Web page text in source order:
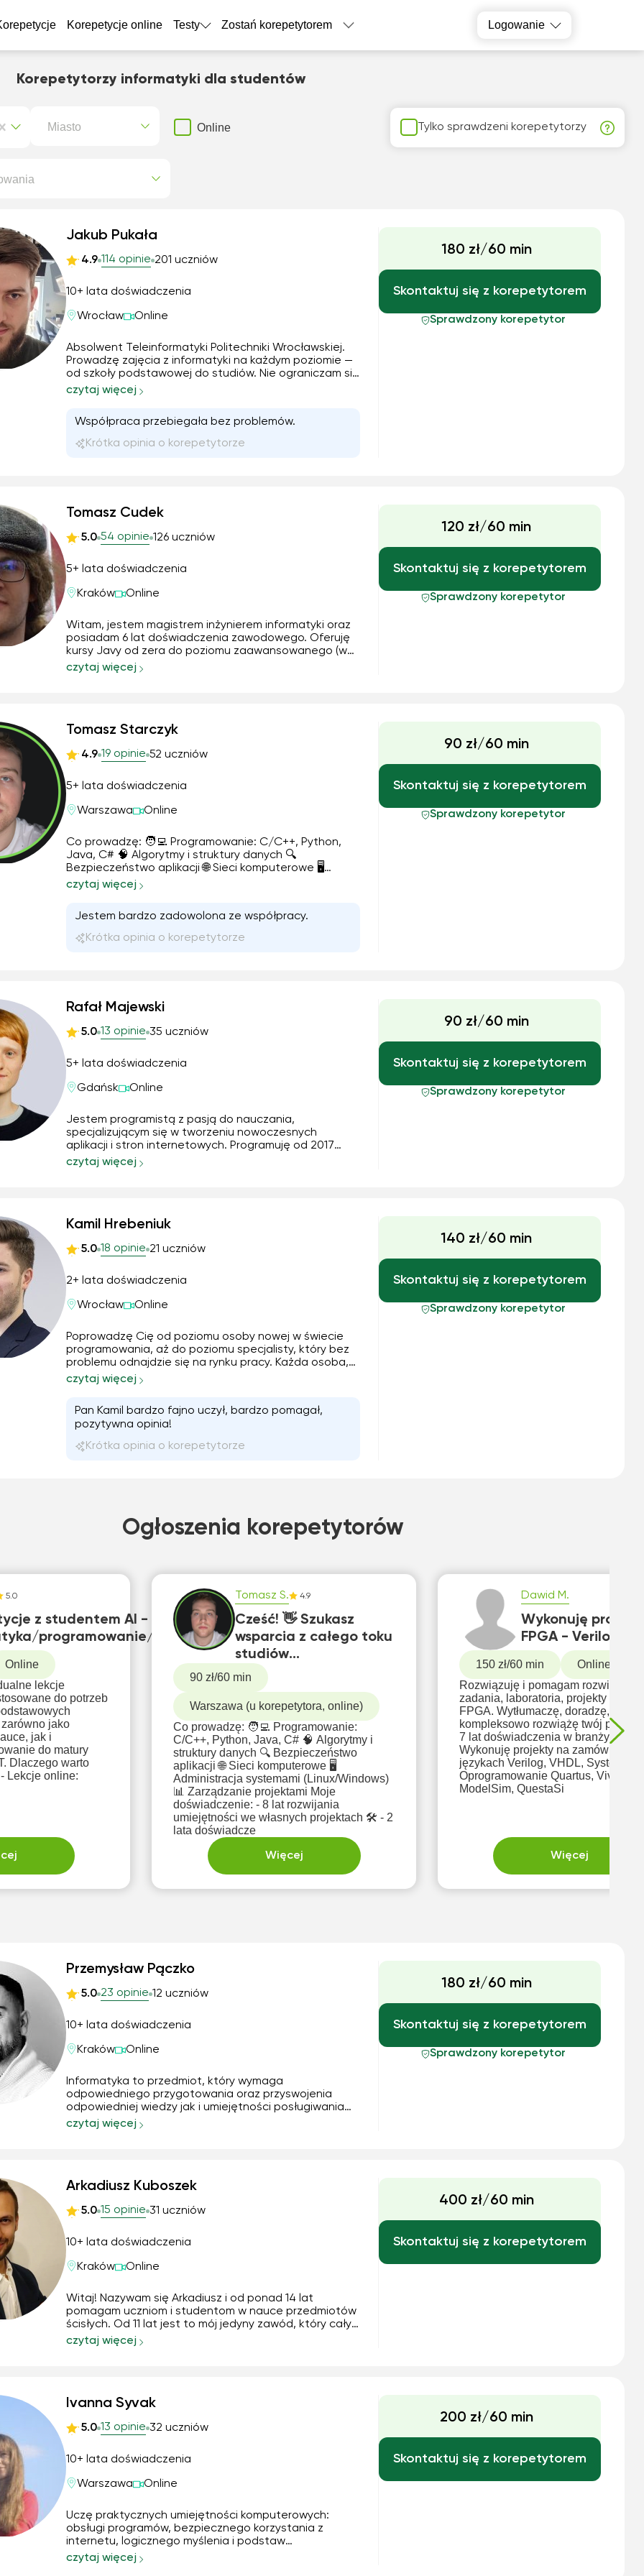
Korepetycje online Testy Zostań korepetytorem Logowanie
Korepetytorzy informatyki dla studentów
Miasto Online Tylko sprawdzeni korepetytorzy
Jakub Pukała
4.9 114 opinie 201 uczniów
10+ lata doświadczenia
Wrocław Online
Absolwent Teleinformatyki Politechniki Wrocławskiej.
Prowadzę zajęcia z informatyki na każdym poziomie —
od szkoły podstawowej do studiów. Nie ograniczam się
tylko do rozwiązywania bieżących problemów —
nadrabianiu zaległości, przygotowaniu do egzaminów i
matury rozszerzonej z informatyki, a także rozbudzam
ciekawość u tych, którzy chcą wiedzieć więcej.
czytaj więcej
Współpraca przebiegała bez problemów.
Krótka opinia o korepetytorze
180 zł/60 min
Skontaktuj się z korepetytorem
Sprawdzony korepetytor
Tomasz Cudek
5.0 54 opinie 126 uczniów
5+ lata doświadczenia
Kraków Online
Witam, jestem magistrem inżynierem informatyki oraz
posiadam 6 lat doświadczenia zawodowego. Oferuję
kursy Javy od zera do poziomu zaawansowanego (w
tym przygotowanie do pracy zawodowej w tym języku),
czytaj więcej
120 zł/60 min
Skontaktuj się z korepetytorem
Sprawdzony korepetytor
Tomasz Starczyk
4.9 19 opinie 52 uczniów
5+ lata doświadczenia
Warszawa Online
Co prowadzę: 🧑‍💻 Programowanie: C/C++, Python,
Java, C# 🧠 Algorytmy i struktury danych 🔍
Bezpieczeństwo aplikacji 🌐 Sieci komputerowe 🖥️
Administracja systemami (Linux/Windows) 📊
l...
czytaj więcej
Jestem bardzo zadowolоnа ze współpracy.
Krótka opinia o korepetytorze
90 zł/60 min
Skontaktuj się z korepetytorem
Sprawdzony korepetytor
Rafał Majewski
5.0 13 opinie 35 uczniów
5+ lata doświadczenia
Gdańsk Online
Jestem programistą z pasją do nauczania,
specjalizującym się w tworzeniu nowoczesnych
aplikacji i stron internetowych. Programuję od 2017
roku, a od 2021 roku prowadzę korepetycje,
czytaj więcej
90 zł/60 min
Skontaktuj się z korepetytorem
Sprawdzony korepetytor
Kamil Hrebeniuk
5.0 18 opinie 21 uczniów
2+ lata doświadczenia
Wrocław Online
Poprowadzę Cię od poziomu osoby nowej w świecie
programowania, aż do poziomu specjalisty, który bez
problemu odnajdzie się na rynku pracy. Każda osoba,
którą prowadzę, otrzymuje indywidualnie zaplanowaną
czytaj więcej
Pan Kamil bardzo fajno uczył, bardzo pomagał,
pozytywna opinia!
Krótka opinia o korepetytorze
140 zł/60 min
Skontaktuj się z korepetytorem
Sprawdzony korepetytor
Ogłoszenia korepetytorów
5.0
z studentem AI -
programowanie/Python/C++/Java
Online
lekcje
do potrzeb
zarówno jako
jak i
do matury
Lekcje online:
Tomasz S. 4.9
Cześć! 👋 Szukasz
wsparcia z całego toku
studiów
informatycznych lub
praktycznych
umiejętności IT?
90 zł/60 min
Warszawa (u korepetytora, online)
Co prowadzę: 🧑‍💻 Programowanie:
C/C++, Python, Java, C# 🧠 Algorytmy i
struktury danych 🔍 Bezpieczeństwo
aplikacji 🌐 Sieci komputerowe 🖥️
Administracja systemami (Linux/Windows)
📊 Zarządzanie projektami Moje
doświadczenie: - 8 lat rozwijania
umiejętności we własnych projektach 🛠️ - 2
lata doświadcze
Więcej
Dawid M.
Wykonuję
FPGA - Verilog -
150 zł/60 min
Online
Rozwiązuję i pomagam
zadania, laboratoria, projekty
FPGA. Wytłumaczę, doradzę,
kompleksowo rozwiążę twój
7 lat doświadczenia w branży
Wykonuję projekty na zamówienie
językach Verilog, VHDL, System
Oprogramowanie Quartus, Vivado,
ModelSim, QuestaSi
Więcej
Przemysław Pączko
5.0 23 opinie 12 uczniów
10+ lata doświadczenia
Kraków Online
Informatyka to przedmiot, który wymaga
odpowiedniego przygotowania oraz przyswojenia
odpowiedniej wiedzy jak i umiejętności posługiwania
się tą wiedzą w odpowiednich obszarach
czytaj więcej
180 zł/60 min
Skontaktuj się z korepetytorem
Sprawdzony korepetytor
Arkadiusz Kuboszek
5.0 15 opinie 31 uczniów
10+ lata doświadczenia
Kraków Online
Witaj! Nazywam się Arkadiusz i od ponad 14 lat
pomagam uczniom i studentom w nauce przedmiotów
ścisłych. Od 11 lat jest to mój jedyny zawód, który cały
czas zgłębiam, stosując autorską metodę ASAP- As
czytaj więcej
400 zł/60 min
Skontaktuj się z korepetytorem
Ivanna Syvak
5.0 13 opinie 32 uczniów
10+ lata doświadczenia
Warszawa Online
Uczę praktycznych umiejętności komputerowych:
obsługi programów, bezpiecznego korzystania z
internetu, logicznego myślenia i podstaw
programowania. Pomagam również w nauce zgodnej
czytaj więcej
200 zł/60 min
Skontaktuj się z korepetytorem